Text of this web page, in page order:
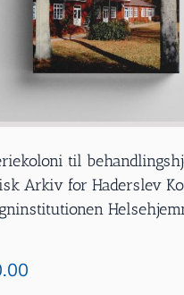
til
Arkiv for Haderslev